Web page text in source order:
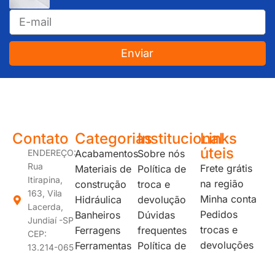
Enviar
Contato
ENDEREÇO:
Rua
Itirapina,
163, Vila
Lacerda,
Jundiaí -SP
CEP:
13.214-065
Categorias
Acabamentos
Materiais de
construção
Hidráulica
Banheiros
Ferragens
Ferramentas
Institucional
Sobre nós
Política de
troca e
devolução
Dúvidas
frequentes
Política de
Links
úteis
Frete grátis
na região
Minha conta
Pedidos
trocas e
devoluções